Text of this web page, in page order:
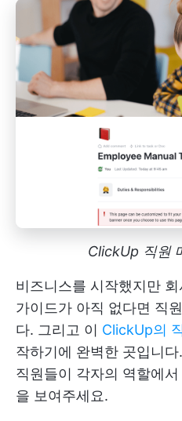
ClickUp 직원
비즈니스를 시작했지만
가이드가 아직 없다면 직
다. 그리고 이 ClickUp의
작하기에 완벽한 곳입니
직원들이 각자의 역할에
을 보여주세요.